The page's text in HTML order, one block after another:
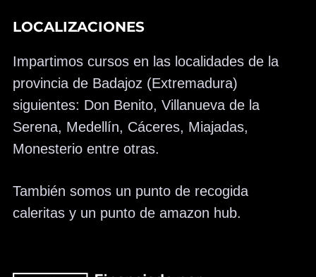
LOCALIZACIONES
Impartimos cursos en las localidades de la
provincia de Badajoz (Extremadura)
siguientes: Don Benito, Villanueva de la
Serena, Medellín, Cáceres, Miajadas,
Monesterio entre otras.
También somos un punto de recogida
caleritas y un punto de amazon hub.